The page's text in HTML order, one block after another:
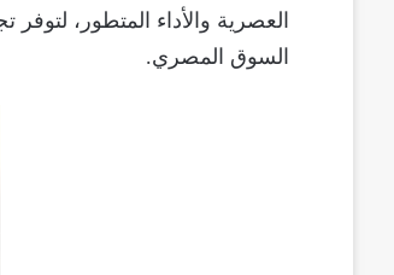
العصرية والأداء المتطور، لتوفر
السوق المصري.